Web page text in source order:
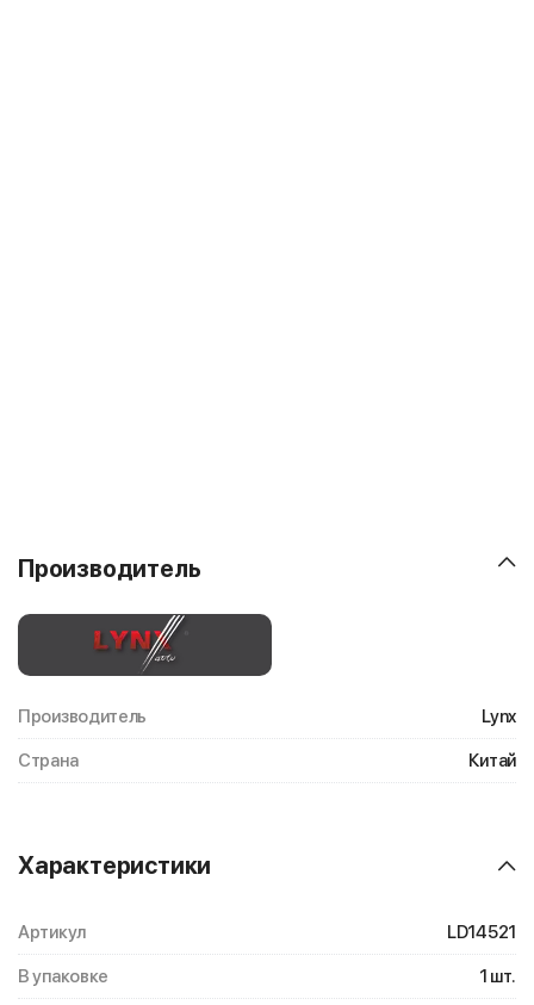
Производитель
Производитель Lynx
Страна Китай
Характеристики
Артикул LD14521
В упаковке 1 шт.